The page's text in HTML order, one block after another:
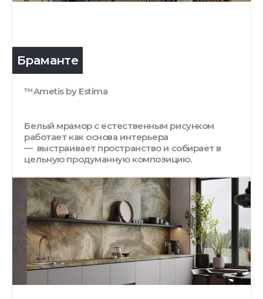
Браманте
™Ametis by Estima
Белый мрамор с естественным рисунком
работает как основа интерьера
— выстраивает пространство и собирает в
цельную продуманную композицию.